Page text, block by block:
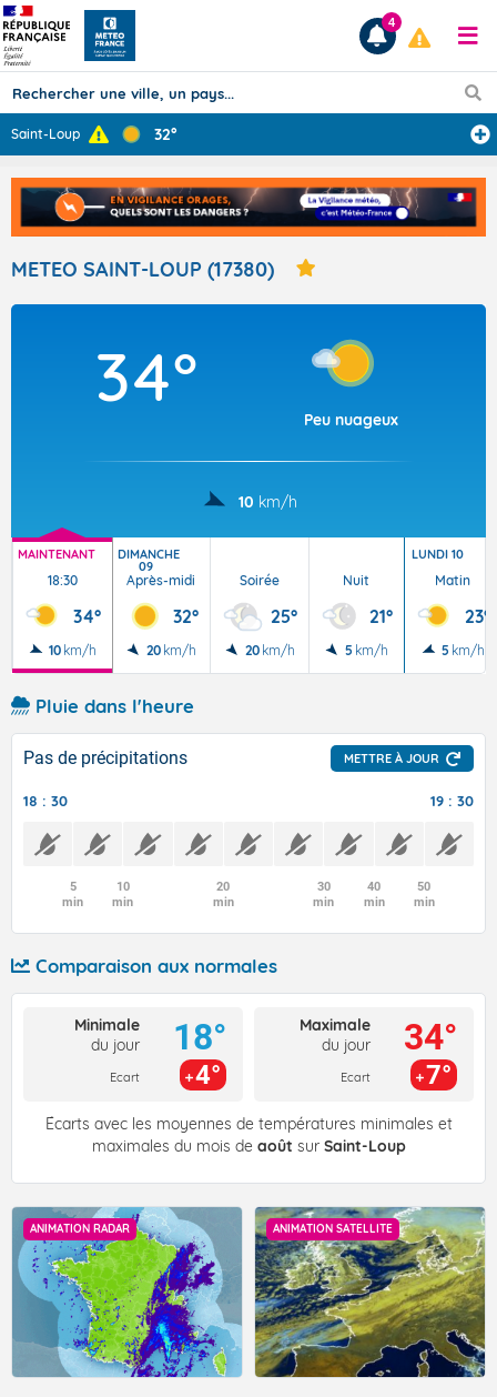
Prévisions
TOUS LES RÉSULTATS
Articles
4
Saint-Loup 32°
METEO SAINT-LOUP (17380)
34°
Peu nuageux
10 km/h
MAINTENANT
18:30
34°
10 km/h
DIMANCHE
09
Après-midi
32°
20 km/h
Soirée
25°
20 km/h
Nuit
21°
5 km/h
LUNDI 10
Matin
23°
5 km/h
Pluie dans l'heure
Pas de précipitations METTRE À JOUR
18 : 30 19 : 30
5
min
10
min
20
min
30
min
40
min
50
min
Comparaison aux normales
Minimale
du jour
Ecart
18°
4°
Maximale
du jour
Ecart
34°
7°
Écarts avec les moyennes de températures minimales et
maximales du mois de août sur Saint-Loup
ANIMATION RADAR ANIMATION SATELLITE